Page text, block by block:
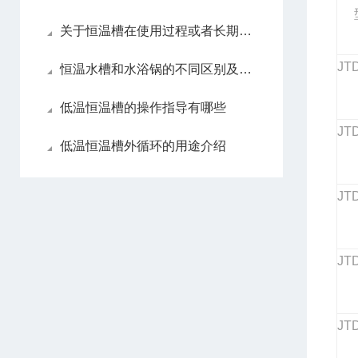
关于恒温槽在使用过程或者长期不用的情况下的养护
恒温水槽和水浴锅的不同区别及用途介绍
低温恒温槽的操作指导有哪些
低温恒温槽外循环的用途介绍